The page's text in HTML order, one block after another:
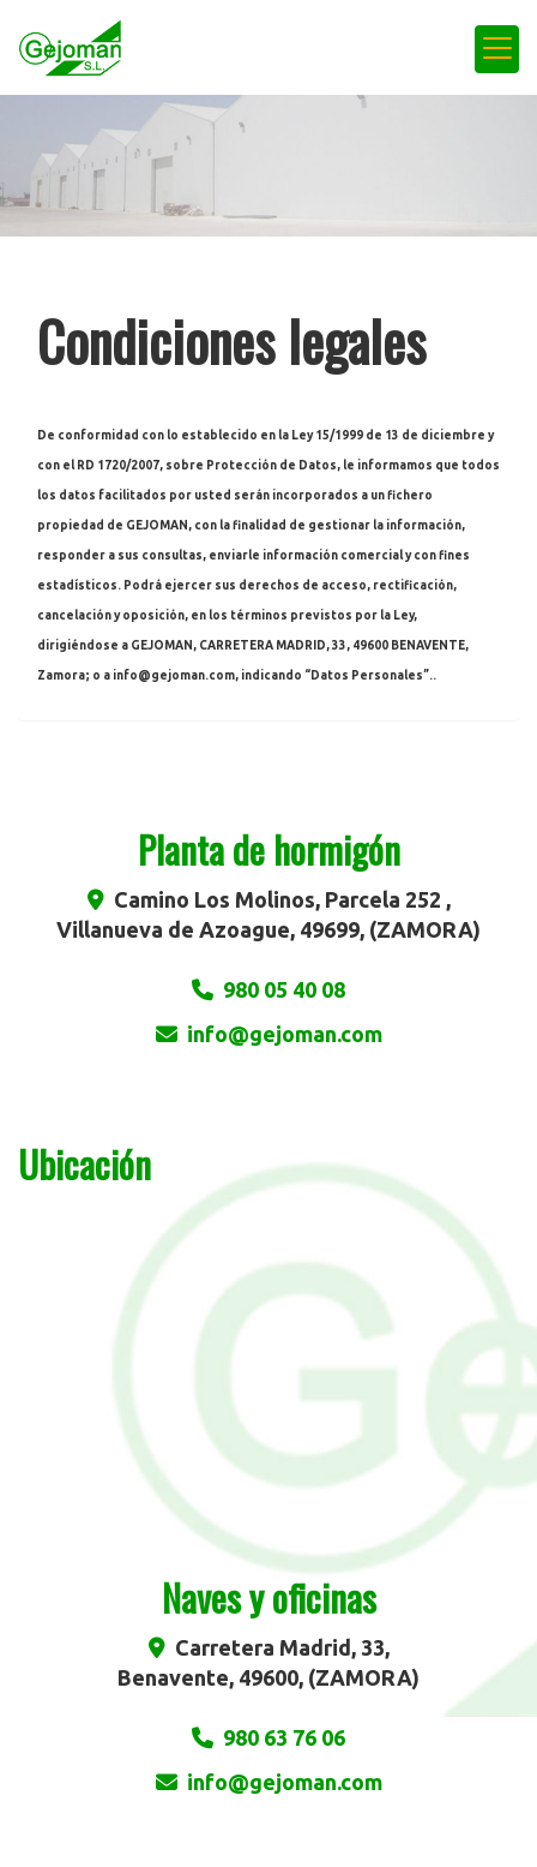
Condiciones legales
De conformidad con lo establecido en la Ley 15/1999 de 13 de diciembre y
con el RD 1720/2007, sobre Protección de Datos, le informamos que todos
los datos facilitados por usted serán incorporados a un fichero
propiedad de GEJOMAN , con la finalidad de gestionar la información,
responder a sus consultas, enviarle información comercial y con fines
estadísticos. Podrá ejercer sus derechos de acceso, rectificación,
cancelación y oposición, en los términos previstos por la Ley,
dirigiéndose a GEJOMAN , CARRETERA MADRID, 33, 49600 BENAVENTE,
Zamora; o a info@gejoman.com, indicando “Datos Personales”..
Planta de hormigón
Camino Los Molinos, Parcela 252 ,
Villanueva de Azoague, 49699, (ZAMORA)
980 05 40 08
info
gejoman.com
Ubicación
Naves y oficinas
Carretera Madrid, 33,
Benavente, 49600, (ZAMORA)
980 63 76 06
info
gejoman.com